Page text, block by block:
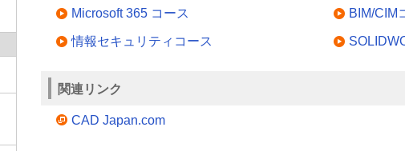
Microsoft 365 コース BIM/CIM
情報セキュリティコース
関連リンク
CAD Japan.com